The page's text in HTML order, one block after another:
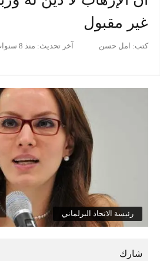
غير مقبول
كتب: امل حسن آخر تحديث: منذ 8 سنوات
رئيسة الاتحاد البرلماني